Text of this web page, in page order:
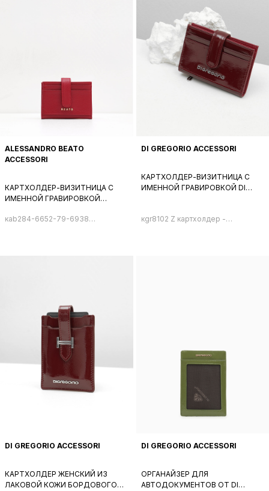
ALESSANDRO BEATO
ACCESSORI
КАРТХОЛДЕР-ВИЗИТНИЦА С
ИМЕННОЙ ГРАВИРОВКОЙ
НАТУРАЛЬНОЙ КОЖИ
кab284-6652-79-6938
DI GREGORIO ACCESSORI
КАРТХОЛДЕР-ВИЗИТНИЦА С
ИМЕННОЙ ГРАВИРОВКОЙ DI
кgr8102 Z картхолдер -
DI GREGORIO ACCESSORI
КАРТХОЛДЕР ЖЕНСКИЙ ИЗ
ЛАКОВОЙ КОЖИ БОРДОВОГО
DI GREGORIO ACCESSORI
ОРГАНАЙЗЕР ДЛЯ
АВТОДОКУМЕНТОВ ОТ DI